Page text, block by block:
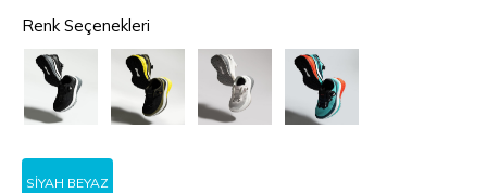
Renk Seçenekleri
SİYAH BEYAZ